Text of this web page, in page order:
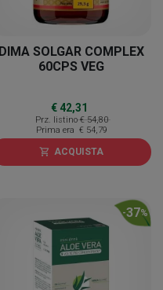
DIMA SOLGAR COMPLEX
60CPS VEG
€ 42,31
Prz. listino € 54,80
Prima era € 54,79
shopping_cart ACQUISTA
-37%